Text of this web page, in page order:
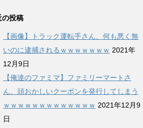
の投稿
【画像】トラック運転手さん、何も悪く無
いのに逮捕されるｗｗｗｗｗｗｗ 2021年
12月9日
【俺達のファミマ】ファミリーマートさ
ん、頭おかしいクーポンを発行してしまう
ｗｗｗｗｗｗｗｗｗｗｗｗｗ 2021年12月9
日